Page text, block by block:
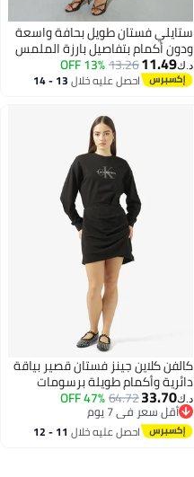
2
ستايلي فستان طويل بحافة واسعة
ودون أكمام بتفاصيل بارزة الملمس
د.ك‏11.49
13.26
13% OFF
احصل عليه خلال 13 - 14
كالفن كلاين جينز فستان قصير بياقة
دائرية وأكمام طويلة برسومات
د.ك‏33.70
64.72
47% OFF
أقل سعر في 7 يوم
أقل سعر في 7 يوماحصل عليه خلال 11 - 12